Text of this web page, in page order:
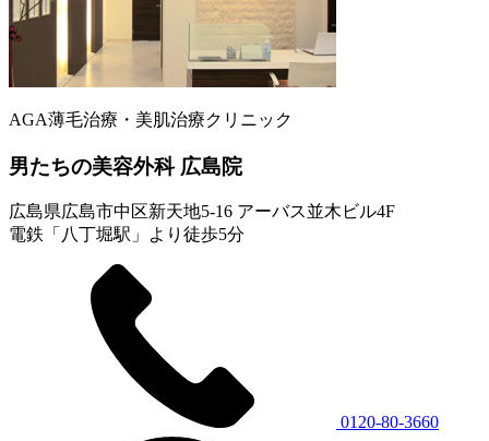
AGA薄毛治療・美肌治療クリニック
男たちの美容外科 広島院
広島県広島市中区新天地5-16 アーバス並木ビル4F
電鉄「八丁堀駅」より徒歩5分
0120-80-3660